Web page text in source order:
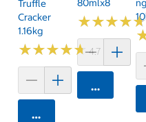
Truffle
Cracker
1.16kg
★★★★★
★★★★★4.7 (159)
카트에 담기
80mlx8
★★★★★
★★★★★
카트에 담